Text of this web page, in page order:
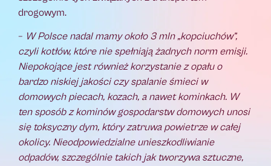
drogowym.
– W Polsce nadal mamy około 3 mln „kopciuchów”,
czyli kotłów, które nie spełniają żadnych norm emisji.
Niepokojące jest również korzystanie z opału o
bardzo niskiej jakości czy spalanie śmieci w
domowych piecach, kozach, a nawet kominkach. W
ten sposób z kominów gospodarstw domowych unosi
się toksyczny dym, który zatruwa powietrze w całej
okolicy. Nieodpowiedzialne unieszkodliwianie
odpadów, szczególnie takich jak tworzywa sztuczne,